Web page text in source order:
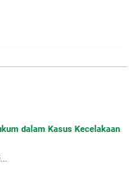
dalam Kasus Kecelakaan